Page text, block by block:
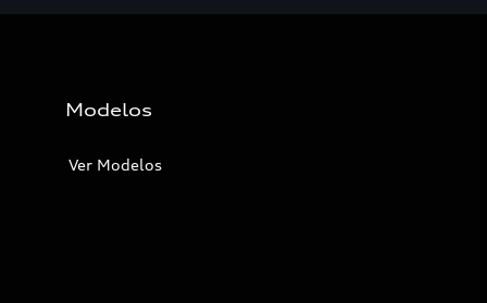
Modelos
Ver Modelos